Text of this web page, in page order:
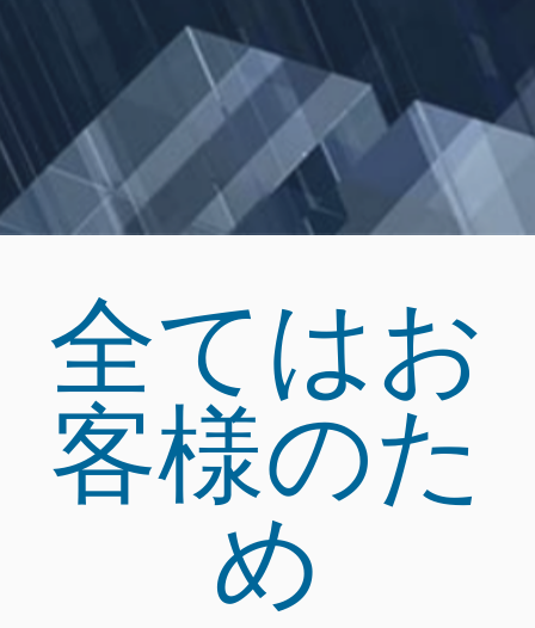
全てはお
客様のた
め